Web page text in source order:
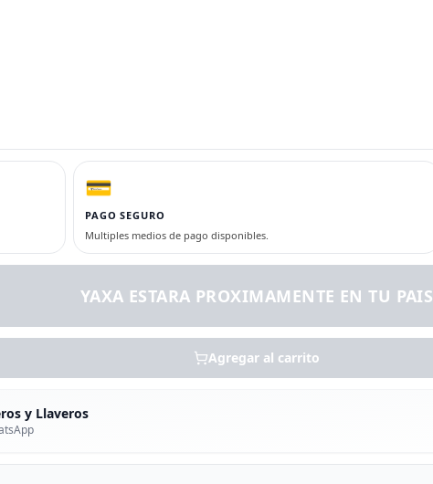
💳
PAGO SEGURO
Multiples medios de pago disponibles.
YAXA ESTARA PROXIMAMENTE EN TU PAIS
Agregar al carrito
y Llaveros